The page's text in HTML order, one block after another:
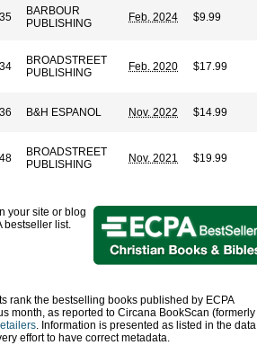
BARBOUR
PUBLISHING
Feb. 2024 $9.99
BROADSTREET
PUBLISHING
Feb. 2020 $17.99
B&H ESPANOL Nov. 2022 $14.99
BROADSTREET
PUBLISHING
Nov. 2021 $19.99
your site or blog
bestseller list.
rank the bestselling books published by ECPA
month, as reported to Circana BookScan (formerly
. Information is presented as listed in the data
effort to have correct metadata.